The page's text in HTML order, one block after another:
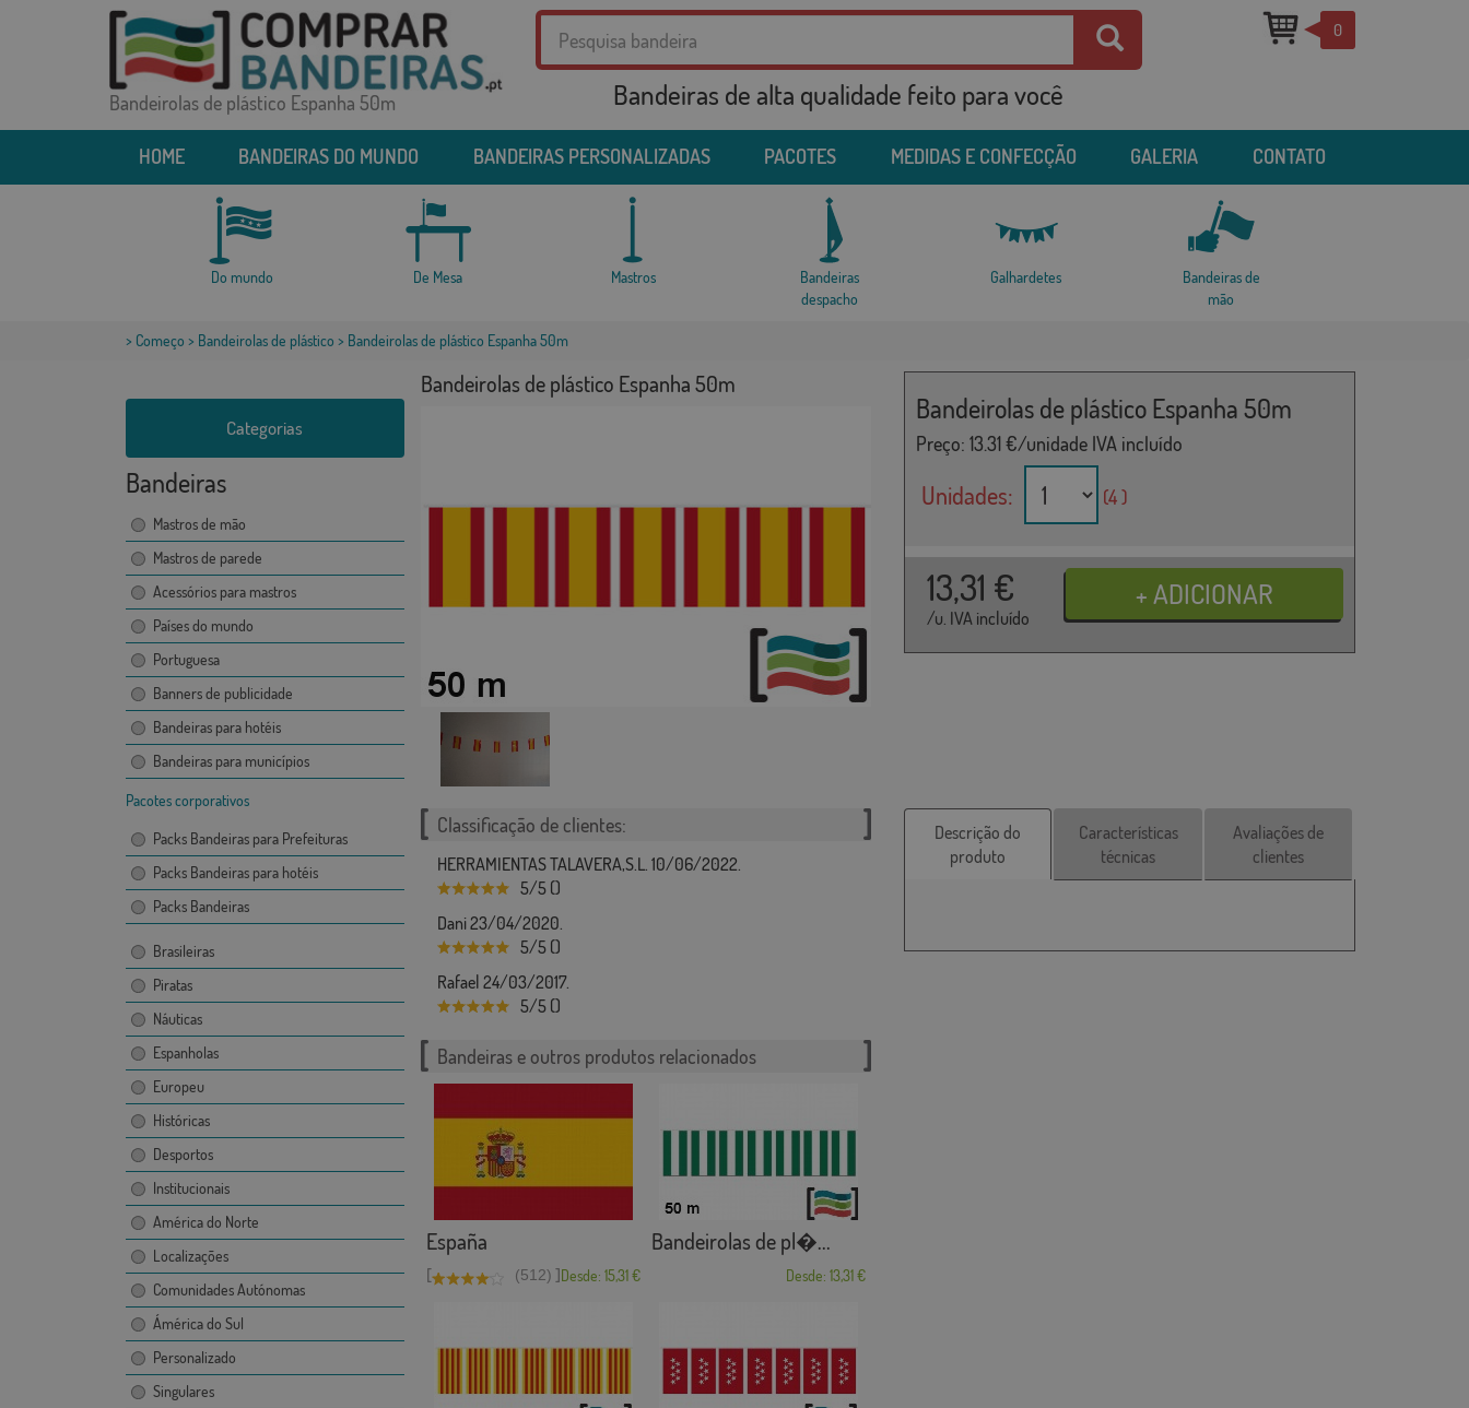
Bandeirolas de plástico Espanha 50m Bandeiras de alta qualidade feito para você
0
HOME BANDEIRAS DO MUNDO BANDEIRAS PERSONALIZADAS PACOTES MEDIDAS E CONFECÇÃO GALERIA CONTATO
Do mundo De Mesa Mastros
Bandeiras
despacho
Galhardetes
Bandeiras de
mão
> Começo > Bandeirolas de plástico > Bandeirolas de plástico Espanha 50m
Categorias
Bandeiras
Mastros de mão
Mastros de parede
Acessórios para mastros
Países do mundo
Portuguesa
Banners de publicidade
Bandeiras para hotéis
Bandeiras para municípios
Pacotes corporativos
Packs Bandeiras para Prefeituras
Packs Bandeiras para hotéis
Packs Bandeiras
Brasileiras
Piratas
Náuticas
Espanholas
Europeu
Históricas
Desportos
Institucionais
América do Norte
Localizações
Comunidades Autónomas
Ámérica do Sul
Personalizado
Singulares
Bandeirolas de plástico Espanha 50m
Bandeirolas de plástico Espanha 50m
Preço: 13.31€/unidade IVA incluído
Unidades: (4 )
13,31 €
/u. IVA incluído
Classificação de clientes:
HERRAMIENTAS TALAVERA,S.L. 10/06/2022.
5/5 ()
Dani 23/04/2020.
5/5 ()
Rafael 24/03/2017.
5/5 ()
Bandeiras e outros produtos relacionados
España
[ (512) ]Desde: 15,31 €
Bandeirolas de pl�...
Desde: 13,31 €
Descrição do
produto
Características
técnicas
Avaliações de
clientes